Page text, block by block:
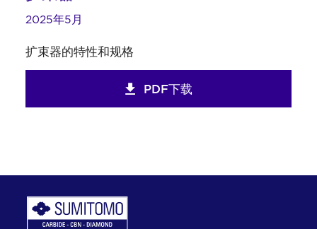
2025年5月
扩束器的特性和规格
PDF下载